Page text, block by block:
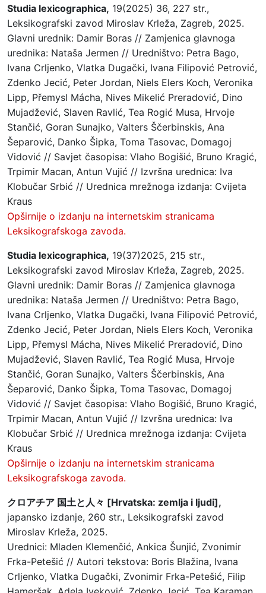
Studia lexicographica, 19(2025) 36, 227 str.,
Leksikografski zavod Miroslav Krleža, Zagreb, 2025.
Glavni urednik: Damir Boras // Zamjenica glavnoga
urednika: Nataša Jermen // Uredništvo: Petra Bago,
Ivana Crljenko, Vlatka Dugački, Ivana Filipović Petrović,
Zdenko Jecić, Peter Jordan, Niels Elers Koch, Veronika
Lipp, Přemysl Mácha, Nives Mikelić Preradović, Dino
Mujadžević, Slaven Ravlić, Tea Rogić Musa, Hrvoje
Stančić, Goran Sunajko, Valters Ščerbinskis, Ana
Šeparović, Danko Šipka, Toma Tasovac, Domagoj
Vidović // Savjet časopisa: Vlaho Bogišić, Bruno Kragić,
Trpimir Macan, Antun Vujić // Izvršna urednica: Iva
Klobučar Srbić // Urednica mrežnoga izdanja: Cvijeta
Kraus
Opširnije o izdanju na internetskim stranicama
Leksikografskoga zavoda.
Studia lexicographica, 19(37)2025, 215 str.,
Leksikografski zavod Miroslav Krleža, Zagreb, 2025.
Glavni urednik: Damir Boras // Zamjenica glavnoga
urednika: Nataša Jermen // Uredništvo: Petra Bago,
Ivana Crljenko, Vlatka Dugački, Ivana Filipović Petrović,
Zdenko Jecić, Peter Jordan, Niels Elers Koch, Veronika
Lipp, Přemysl Mácha, Nives Mikelić Preradović, Dino
Mujadžević, Slaven Ravlić, Tea Rogić Musa, Hrvoje
Stančić, Goran Sunajko, Valters Ščerbinskis, Ana
Šeparović, Danko Šipka, Toma Tasovac, Domagoj
Vidović // Savjet časopisa: Vlaho Bogišić, Bruno Kragić,
Trpimir Macan, Antun Vujić // Izvršna urednica: Iva
Klobučar Srbić // Urednica mrežnoga izdanja: Cvijeta
Kraus
Opširnije o izdanju na internetskim stranicama
Leksikografskoga zavoda.
クロアチア 国土と人々 [Hrvatska: zemlja i ljudi],
japansko izdanje, 260 str., Leksikografski zavod
Miroslav Krleža, 2025.
Urednici: Mladen Klemenčić, Ankica Šunjić, Zvonimir
Frka-Petešić // Autori tekstova: Boris Blažina, Ivana
Crljenko, Vlatka Dugački, Zvonimir Frka-Petešić, Filip